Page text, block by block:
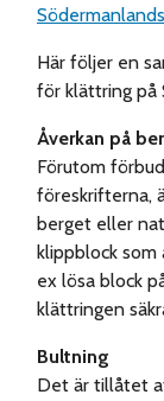
Här följer en
för klättring på
Åverkan på
Förutom
föreskrifterna,
berget eller
klippblock
ex lösa block
klättringen
Bultning
Det är tillåtet